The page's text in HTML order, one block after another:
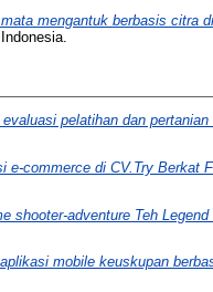
mengantuk berbasis citra
pelatihan dan
e-commerce di CV.Try Berkat
shooter-adventure Teh
mobile keuskupan